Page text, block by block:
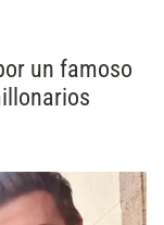
un famoso